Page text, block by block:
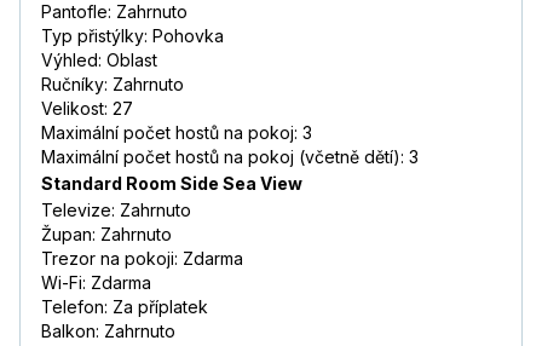
Pantofle: Zahrnuto
Typ přistýlky: Pohovka
Výhled: Oblast
Ručníky: Zahrnuto
Velikost: 27
Maximální počet hostů na pokoj: 3
Maximální počet hostů na pokoj (včetně dětí): 3
Standard Room Side Sea View
Televize: Zahrnuto
Župan: Zahrnuto
Trezor na pokoji: Zdarma
Wi-Fi: Zdarma
Telefon: Za příplatek
Balkon: Zahrnuto